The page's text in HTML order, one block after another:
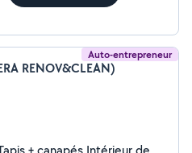
Auto-entrepreneur
RENOV&CLEAN)